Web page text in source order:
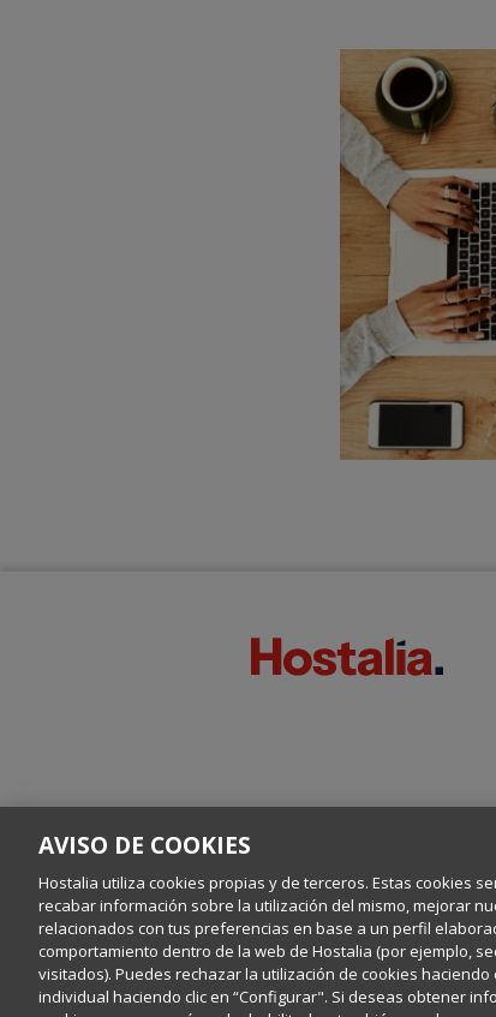
AVISO DE COOKIES
Hostalia utiliza cookies propias y de terceros. Estas cookies
recabar información sobre la utilización del mismo, mejorar
relacionados con tus preferencias en base a un perfil
comportamiento dentro de la web de Hostalia (por ejemplo,
visitados). Puedes rechazar la utilización de cookies
individual haciendo clic en “Configurar". Si deseas obtener